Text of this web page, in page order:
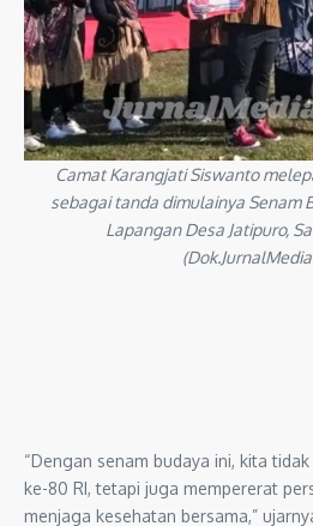
Camat Karangjati Siswanto
sebagai tanda dimulainya Senam
Lapangan Desa Jatipuro,
“Dengan senam budaya ini, kita
ke-80 RI, tetapi juga mempererat
menjaga kesehatan bersama,”